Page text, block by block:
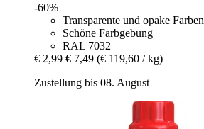
-60%
Transparente und opake Farben
Schöne Farbgebung
RAL 7032
€ 2,99 € 7,49 (€ 119,60 / kg)
Zustellung bis 08. August